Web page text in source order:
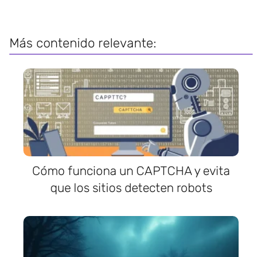
Más contenido relevante:
Cómo funciona un CAPTCHA y evita
que los sitios detecten robots